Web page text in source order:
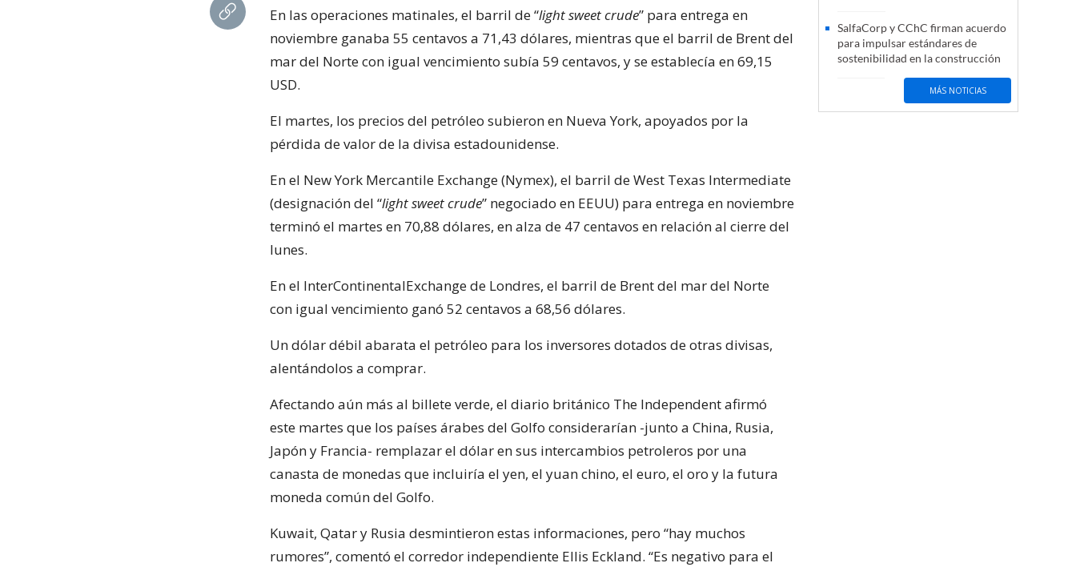
En las operaciones matinales, el barril de “light sweet crude” para entrega en
noviembre ganaba 55 centavos a 71,43 dólares, mientras que el barril de Brent del
mar del Norte con igual vencimiento subía 59 centavos, y se establecía en 69,15
USD.
El martes, los precios del petróleo subieron en Nueva York, apoyados por la
pérdida de valor de la divisa estadounidense.
En el New York Mercantile Exchange (Nymex), el barril de West Texas Intermediate
(designación del “light sweet crude” negociado en EEUU) para entrega en noviembre
terminó el martes en 70,88 dólares, en alza de 47 centavos en relación al cierre del
lunes.
En el InterContinentalExchange de Londres, el barril de Brent del mar del Norte
con igual vencimiento ganó 52 centavos a 68,56 dólares.
Un dólar débil abarata el petróleo para los inversores dotados de otras divisas,
alentándolos a comprar.
Afectando aún más al billete verde, el diario británico The Independent afirmó
este martes que los países árabes del Golfo considerarían -junto a China, Rusia,
Japón y Francia- remplazar el dólar en sus intercambios petroleros por una
canasta de monedas que incluiría el yen, el yuan chino, el euro, el oro y la futura
moneda común del Golfo.
Kuwait, Qatar y Rusia desmintieron estas informaciones, pero “hay muchos
rumores”, comentó el corredor independiente Ellis Eckland. “Es negativo para el
SalfaCorp y CChC firman acuerdo
para impulsar estándares de
sostenibilidad en la construcción
MÁS NOTICIAS